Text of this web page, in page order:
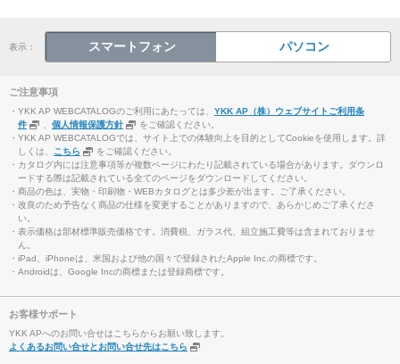
表示： スマートフォン パソコン
ご注意事項
・YKK AP WEBCATALOGのご利用にあたっては、 YKK AP（株）ウェブサイトご利用条
件
個人情報保護方針
をご確認ください。
・YKK AP WEBCATALOGでは、サイト上での体験向上を目的としてCookieを使用します。詳
しくは、 こちら
をご確認ください。
・カタログ内には注意事項等が複数ページにわたり記載されている場合があります。ダウンロ
ードする際は記載されている全てのページをダウンロードしてください。
・商品の色は、実物・印刷物・WEBカタログとは多少差が出ます。ご了承ください。
・改良のため予告なく商品の仕様を変更することがありますので、あらかじめご了承くださ
い。
・表示価格は部材標準販売価格です。消費税、ガラス代、組立施工費等は含まれておりませ
ん。
・iPad、iPhoneは、米国および他の国々で登録されたApple Inc.の商標です。
・Androidは、Google Incの商標または登録商標です。
お客様サポート
YKK APへのお問い合せはこちらからお願い致します。
よくあるお問い合せとお問い合せ先はこちら